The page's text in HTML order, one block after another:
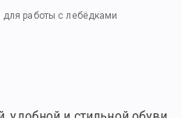
работы с лебёдками